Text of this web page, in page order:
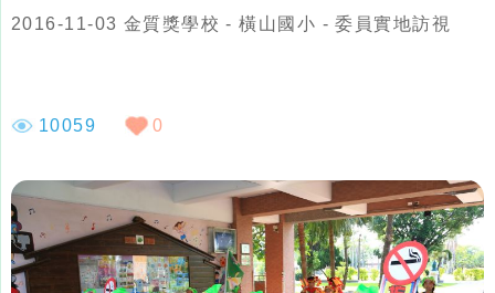
2016-11-03 金質獎學校 - 橫山國小 - 委員實地訪視
10059 0